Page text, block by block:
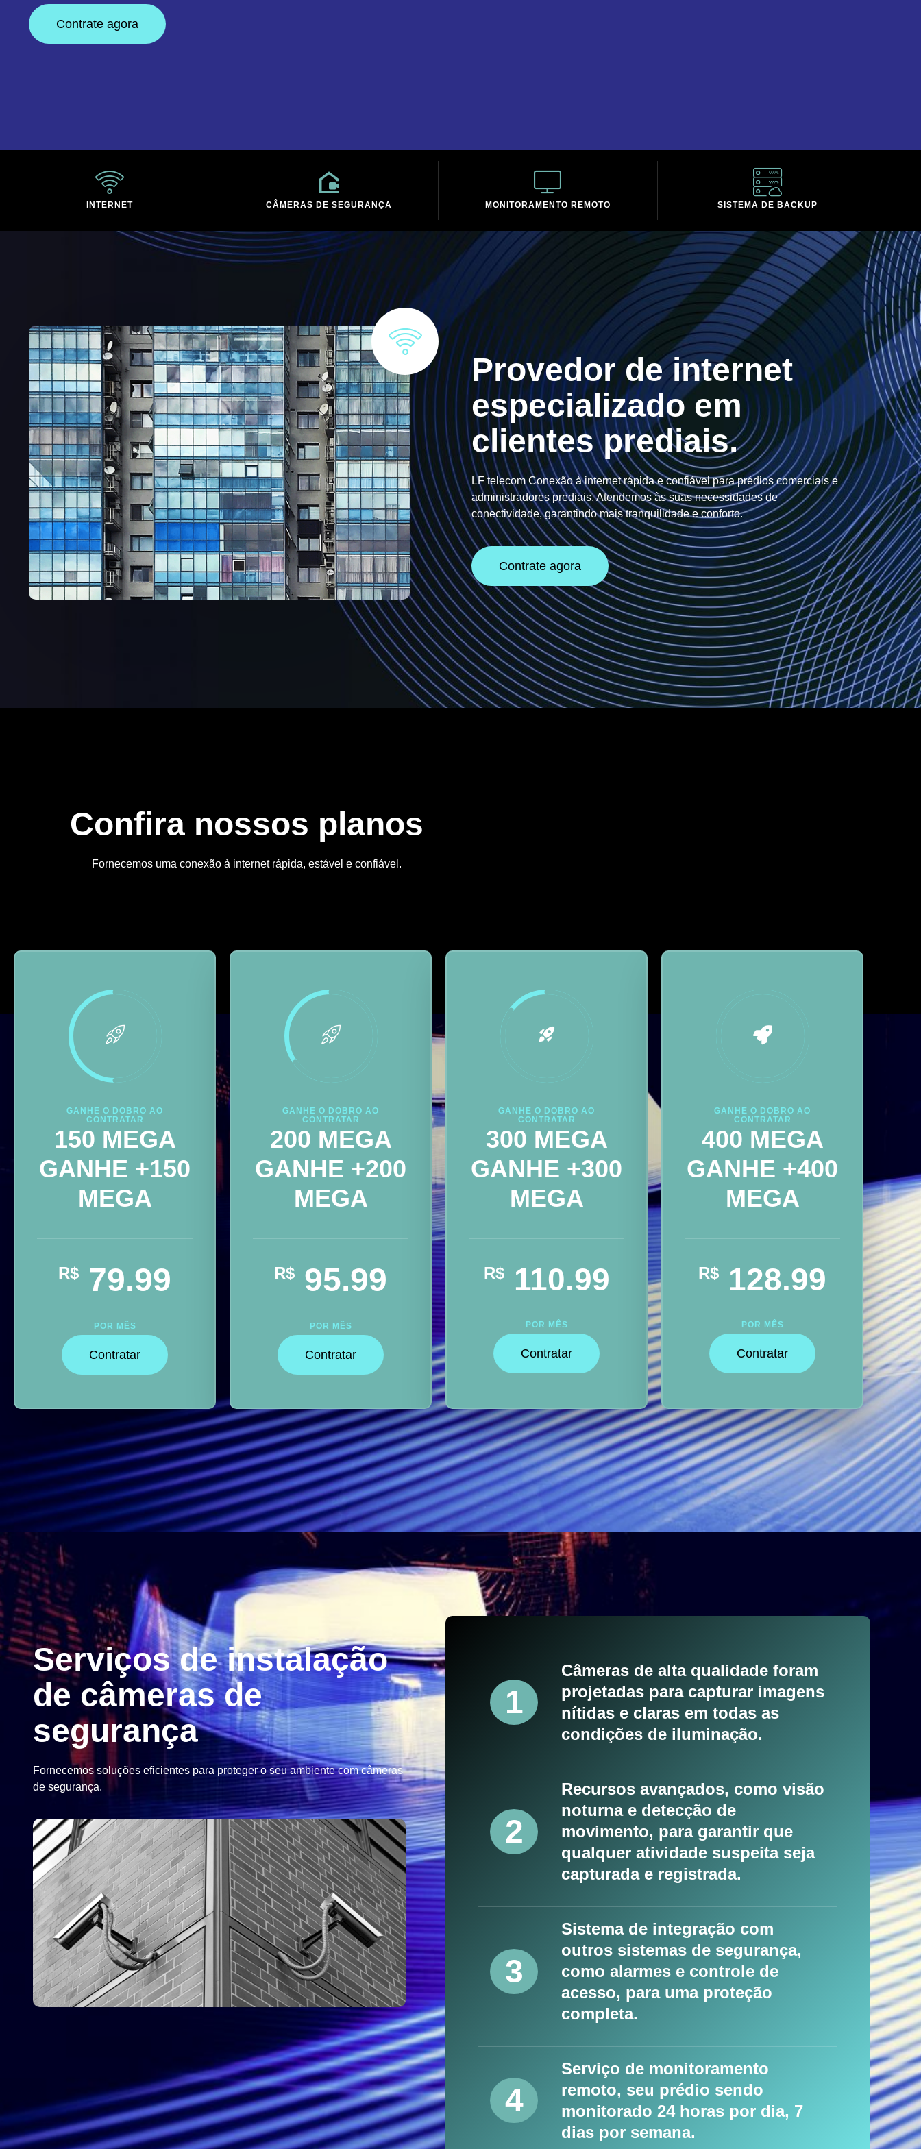
Contrate agora
INTERNET CÂMERAS DE SEGURANÇA MONITORAMENTO REMOTO SISTEMA DE BACKUP
Provedor de internet
especializado em
clientes prediais.
LF telecom Conexão à internet rápida e confiável para prédios comerciais e
administradores prediais. Atendemos às suas necessidades de
conectividade, garantindo mais tranquilidade e conforto.
Contrate agora
Confira nossos planos
Fornecemos uma conexão à internet rápida, estável e confiável.
GANHE O DOBRO AO
CONTRATAR
150 MEGA
GANHE +150
MEGA
R$ 79.99
POR MÊS
Contratar
GANHE O DOBRO AO
CONTRATAR
200 MEGA
GANHE +200
MEGA
R$ 95.99
POR MÊS
Contratar
GANHE O DOBRO AO
CONTRATAR
300 MEGA
GANHE +300
MEGA
R$ 110.99
POR MÊS
Contratar
GANHE O DOBRO AO
CONTRATAR
400 MEGA
GANHE +400
MEGA
R$ 128.99
POR MÊS
Contratar
Serviços de instalação
de câmeras de
segurança
Fornecemos soluções eficientes para proteger o seu ambiente com câmeras
de segurança.
1
Câmeras de alta qualidade foram
projetadas para capturar imagens
nítidas e claras em todas as
condições de iluminação.
2
Recursos avançados, como visão
noturna e detecção de
movimento, para garantir que
qualquer atividade suspeita seja
capturada e registrada.
3
Sistema de integração com
outros sistemas de segurança,
como alarmes e controle de
acesso, para uma proteção
completa.
4
Serviço de monitoramento
remoto, seu prédio sendo
monitorado 24 horas por dia, 7
dias por semana.